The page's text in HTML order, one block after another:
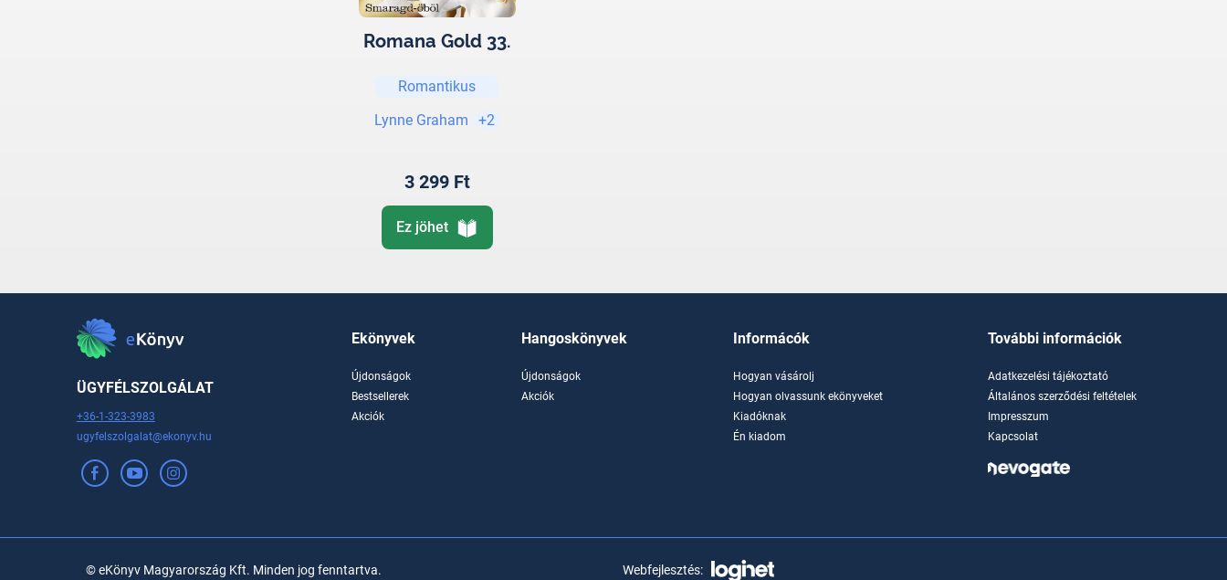
Romana Gold 33.
Romantikus
Lynne Graham
+2
3 299 Ft
Ez jöhet
ÜGYFÉLSZOLGÁLAT
+36-1-323-3983
ugyfelszolgalat@ekonyv.hu
Ekönyvek
Újdonságok
Bestsellerek
Akciók
Hangoskönyvek
Újdonságok
Akciók
Informácók
Hogyan vásárolj
Hogyan olvassunk ekönyveket
Kiadóknak
Én kiadom
További információk
Adatkezelési tájékoztató
Általános szerződési feltételek
Impresszum
Kapcsolat
© eKönyv Magyarország Kft. Minden jog fenntartva. Webfejlesztés: